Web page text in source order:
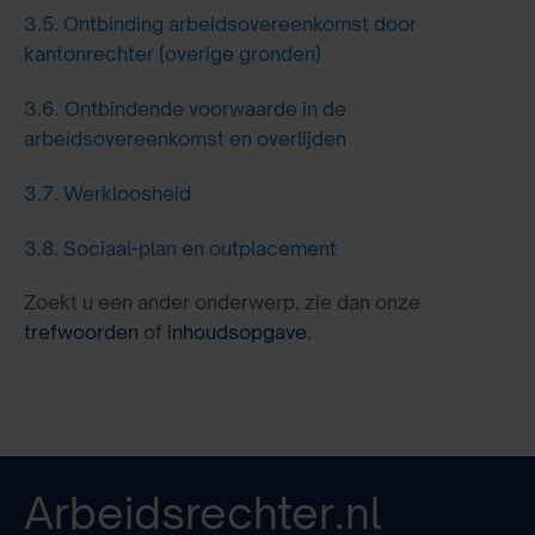
3.5. Ontbinding arbeidsovereenkomst door
kantonrechter (overige gronden)
3.6. Ontbindende voorwaarde in de
arbeidsovereenkomst en overlijden
3.7. Werkloosheid
3.8. Sociaal-plan en outplacement
Zoekt u een ander onderwerp, zie dan onze
trefwoorden of inhoudsopgave.
Arbeidsrechter.nl